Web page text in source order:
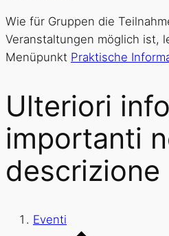
Wie für Gruppen die
Veranstaltungen möglich ist,
Menüpunkt Praktische
Ulteriori
importanti
descrizione
Eventi